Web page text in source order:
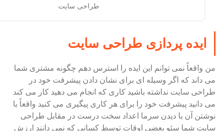
طراحی سایت
ایده پردازی طراحی سایت
من واقعاً نمی توانم این ایده را استرس دهم چگونه مشتری شما
می داند که اگر وسیله ای برای نشان دادن پیشرفت خود در
طراحی سایت نداشته باشید کاری که انجام می دهید کار می کند
می دانید پیشرفت خود را برای هر کاری پیگیری می کنید واقعاً با
نوشتن آن با دیدن سرما اعداد سخت درست در مقابل طراحی
سایت شما سئو بعضی اوقات توسط کسانی که نمی دانند ارزش